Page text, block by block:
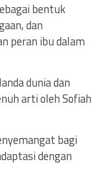
bentuk
dan
peran ibu dalam
dunia dan
arti oleh Sofiah
bagi
dengan